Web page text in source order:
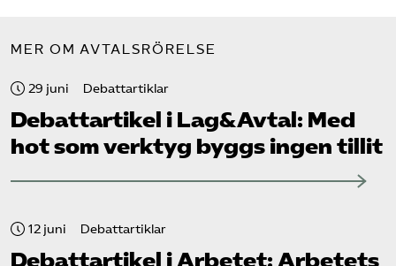
MER OM AVTALSRÖRELSE
29 juni Debattartiklar
Debattartikel i Lag&Avtal: Med
hot som verktyg byggs ingen tillit
12 juni Debattartiklar
Debattartikel i Arbetet: Arbetets